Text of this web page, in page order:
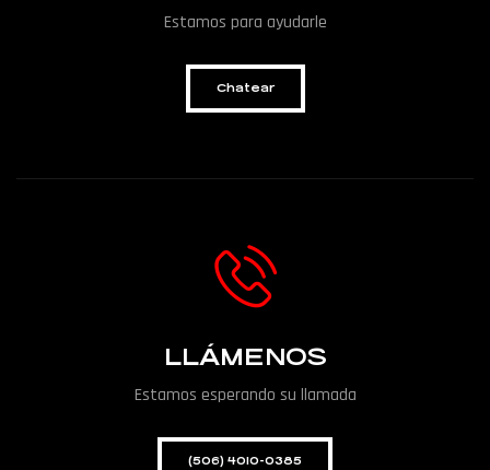
Estamos para ayudarle
Chatear
LLÁMENOS
Estamos esperando su llamada
(506) 4010-0385